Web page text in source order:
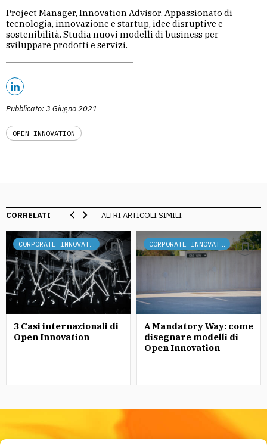
Project Manager, Innovation Advisor. Appassionato di
tecnologia, innovazione e startup, idee disruptive e
sostenibilità. Studia nuovi modelli di business per
sviluppare prodotti e servizi.
Pubblicato: 3 Giugno 2021
OPEN INNOVATION
CORRELATI ALTRI ARTICOLI SIMILI
CORPORATE INNOVATION
3 Casi internazionali di
Open Innovation
CORPORATE INNOVATION
A Mandatory Way: come
disegnare modelli di
Open Innovation